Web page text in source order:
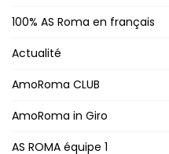
100% AS Roma en français
Actualité
AmoRoma CLUB
AmoRoma in Giro
AS ROMA équipe 1